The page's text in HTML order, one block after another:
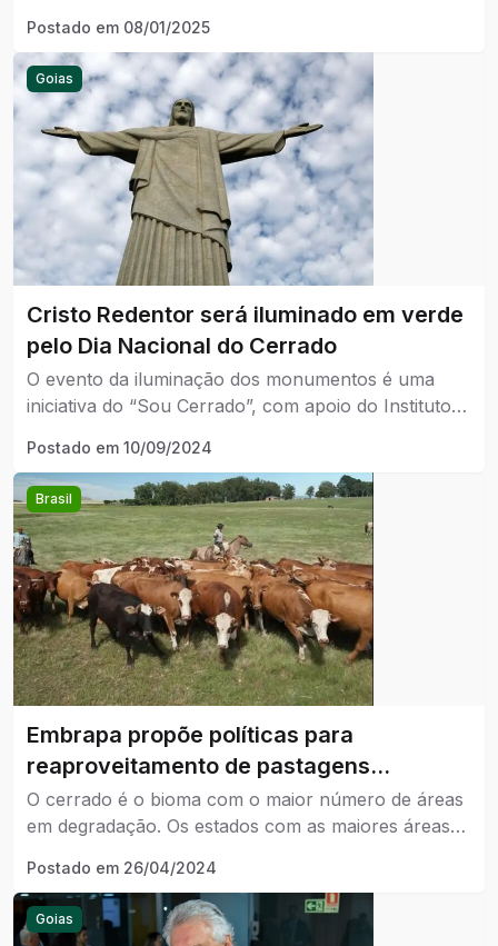
Postado em 08/01/2025
Goias
Cristo Redentor será iluminado em verde
pelo Dia Nacional do Cerrado
O evento da iluminação dos monumentos é uma
iniciativa do “Sou Cerrado”, com apoio do Instituto
Agência ACUCA, Rede Cerrado, ISPN, Instituto
Alok e Santuário Arquidiocesano Cristo Redentor,
que engajaram esses marcos brasileiros para
conscientizar a população sobre a situação do
bioma que precisa urgentemente de proteção.
Postado em 10/09/2024
Brasil
Embrapa propõe políticas para
reaproveitamento de pastagens
degradadas
O cerrado é o bioma com o maior número de áreas
em degradação. Os estados com as maiores áreas
milhões de ha), Mato Grosso do Sul (4,3 milhões de
ha), Minas Gerais (4,0 milhões de ha) e o Pará (2,1
milhões de ha).
Postado em 26/04/2024
Goias